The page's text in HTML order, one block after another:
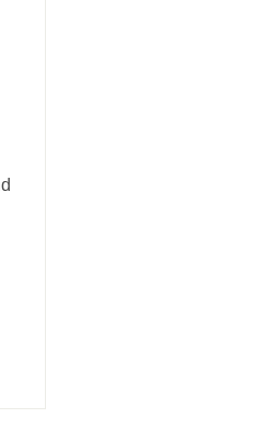
von 5 Sternen